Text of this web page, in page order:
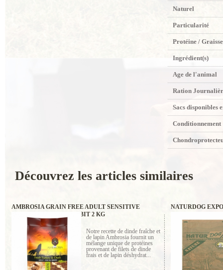
Naturel
Particularité
Protéine / Graisse
Ingrédient(s)
Age de l'animal
Ration
Sacs disponibles
Conditionnement
Découvrez les articles similaires
AMBROSIA GRAIN FREE ADULT SENSITIVE
FRESH TURKEY & RABBIT 2 KG
Notre recette de dinde fraîche et
de lapin Ambrosia fournit un
mélange unique de protéines
provenant de filets de dinde
frais et de lapin déshydrat...
NATURDOG